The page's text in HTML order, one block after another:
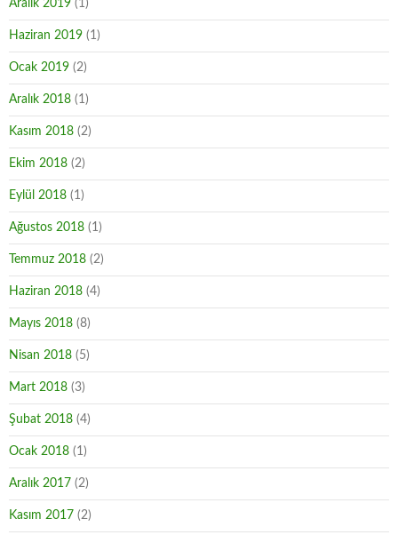
Aralık 2019 (1)
Haziran 2019 (1)
Ocak 2019 (2)
Aralık 2018 (1)
Kasım 2018 (2)
Ekim 2018 (2)
Eylül 2018 (1)
Ağustos 2018 (1)
Temmuz 2018 (2)
Haziran 2018 (4)
Mayıs 2018 (8)
Nisan 2018 (5)
Mart 2018 (3)
Şubat 2018 (4)
Ocak 2018 (1)
Aralık 2017 (2)
Kasım 2017 (2)